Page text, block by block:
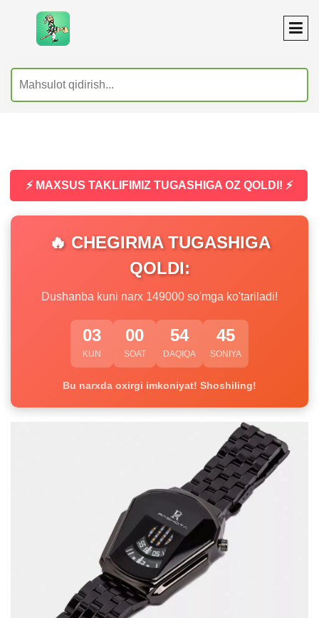
⚡ MAXSUS TAKLIFIMIZ TUGASHIGA OZ QOLDI! ⚡
🔥 CHEGIRMA TUGASHIGA
QOLDI:
Dushanba kuni narx 149000 so'mga ko'tariladi!
03
KUN
00
SOAT
54
DAQIQA
45
SONIYA
Bu narxda oxirgi imkoniyat! Shoshiling!